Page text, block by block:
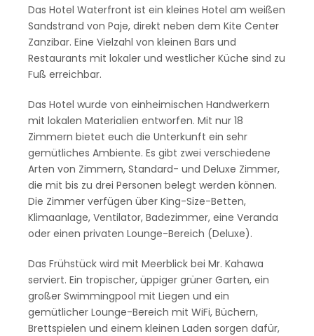
Das Hotel Waterfront ist ein kleines Hotel am weißen
Sandstrand von Paje, direkt neben dem Kite Center
Zanzibar. Eine Vielzahl von kleinen Bars und
Restaurants mit lokaler und westlicher Küche sind zu
Fuß erreichbar.
Das Hotel wurde von einheimischen Handwerkern
mit lokalen Materialien entworfen. Mit nur 18
Zimmern bietet euch die Unterkunft ein sehr
gemütliches Ambiente. Es gibt zwei verschiedene
Arten von Zimmern, Standard- und Deluxe Zimmer,
die mit bis zu drei Personen belegt werden können.
Die Zimmer verfügen über King-Size-Betten,
Klimaanlage, Ventilator, Badezimmer, eine Veranda
oder einen privaten Lounge-Bereich (Deluxe).
Das Frühstück wird mit Meerblick bei Mr. Kahawa
serviert. Ein tropischer, üppiger grüner Garten, ein
großer Swimmingpool mit Liegen und ein
gemütlicher Lounge-Bereich mit WiFi, Büchern,
Brettspielen und einem kleinen Laden sorgen dafür,